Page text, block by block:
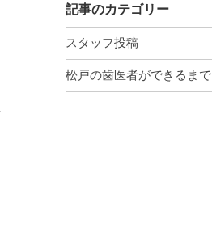
記事のカテゴリー
スタッフ投稿
松戸の歯医者ができるまで